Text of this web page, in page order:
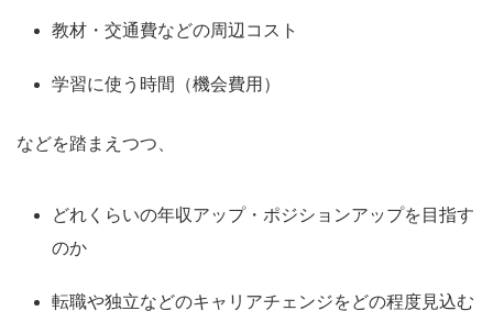
教材・交通費などの周辺コスト
学習に使う時間（機会費用）
などを踏まえつつ、
どれくらいの年収アップ・ポジションアップを目指す
のか
転職や独立などのキャリアチェンジをどの程度見込む